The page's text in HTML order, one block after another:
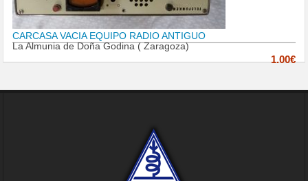
CARCASA VACIA EQUIPO RADIO ANTIGUO
La Almunia de Doña Godina ( Zaragoza)
1.00€